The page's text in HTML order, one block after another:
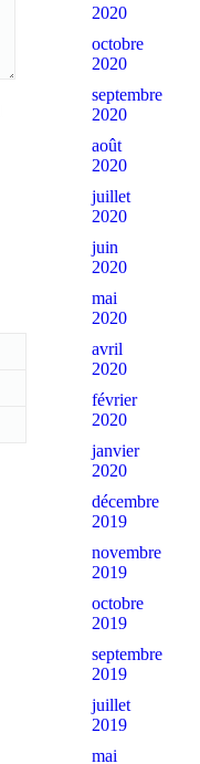
2020
octobre
2020
septembre
2020
août
2020
juillet
2020
juin
2020
mai
2020
avril
2020
février
2020
janvier
2020
décembre
2019
novembre
2019
octobre
2019
septembre
2019
juillet
2019
mai